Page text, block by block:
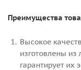
Преимущества
Высокое
изготовлены из
гарантирует их